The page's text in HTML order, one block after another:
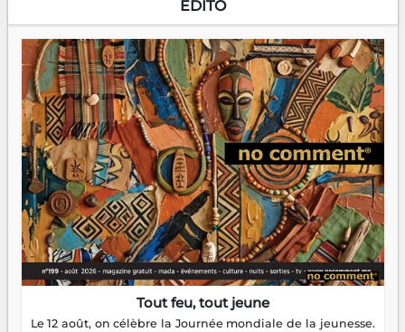
EDITO
Tout feu, tout jeune
Le 12 août, on célèbre la Journée mondiale de la jeunesse.